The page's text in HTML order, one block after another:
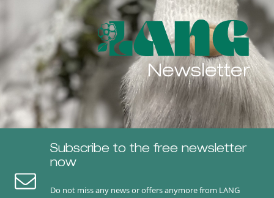
Newsletter
Subscribe to the free newsletter
now
Do not miss any news or offers anymore from LANG